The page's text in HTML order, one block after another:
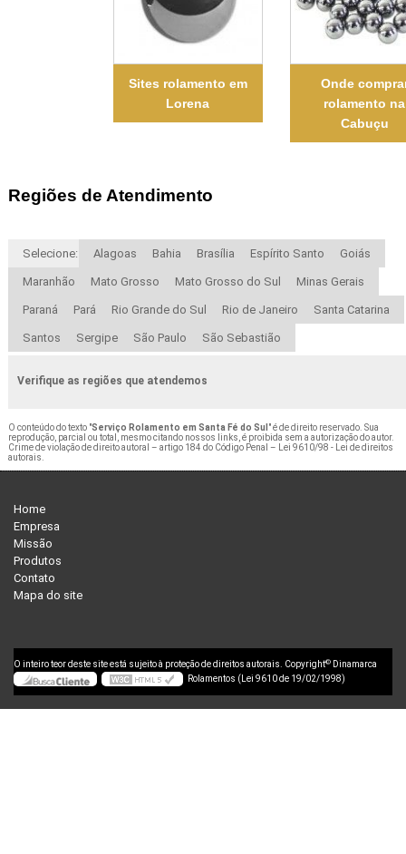
Sites rolamento em
Lorena
Onde
rolamento na
Cabuçu
Regiões de Atendimento
Selecione: Alagoas Bahia Brasília Espírito Santo Goiás
Maranhão Mato Grosso Mato Grosso do Sul Minas Gerais
Paraná Pará Rio Grande do Sul Rio de Janeiro Santa Catarina
Santos Sergipe São Paulo São Sebastião
Verifique as regiões que atendemos
O conteúdo do texto "Serviço Rolamento em Santa Fé do Sul " é de direito reservado. Sua
reprodução, parcial ou total, mesmo citando nossos links, é proibida sem a autorização do autor.
Crime de violação de direito autoral – artigo 184 do Código Penal – Lei 9610/98 - Lei de direitos
autorais.
Home
Empresa
Missão
Produtos
Contato
Mapa do site
O inteiro teor deste site está sujeito à proteção de direitos autorais. Copyright© Dinamarca
Rolamentos (Lei 9610 de 19/02/1998)